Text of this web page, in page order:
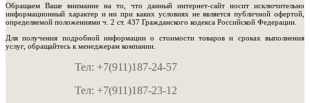
Обращаем Ваше внимание на то, что данный интернет-сайт носит исключительно
информационный характер и ни при каких условиях не является публичной офертой,
определяемой положениями ч. 2 ст. 437 Гражданского кодекса Российской Федерации.
Для получения подробной информации о стоимости товаров и сроках выполнения
услуг, обращайтесь к менеджерам компании.
Тел: +7(911)187-24-57
Тел: +7(911)187-23-12